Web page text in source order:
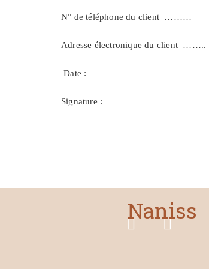
N° de téléphone du client ………
Adresse électronique du client ……..
Date :
Signature :
Naniss